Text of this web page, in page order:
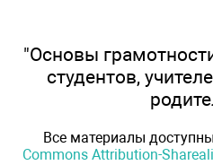
"Основы
студентов,
Все материалы
Commons Attribution-